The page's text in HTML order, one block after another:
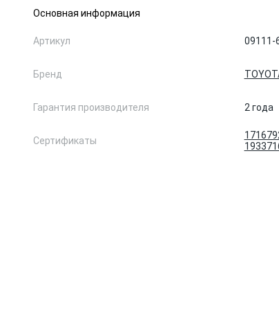
Основная информация
Артикул 09111-
Бренд
Гарантия производителя 2 года
Сертификаты